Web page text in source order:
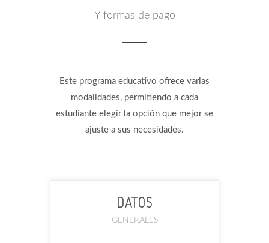
Y formas de pago
Este programa educativo ofrece varias
modalidades, permitiendo a cada
estudiante elegir la opción que mejor se
ajuste a sus necesidades.
DATOS
GENERALES